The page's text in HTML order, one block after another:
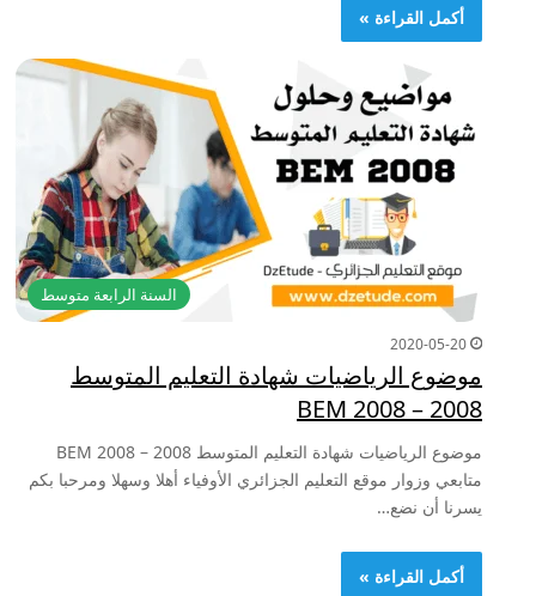
أكمل القراءة »
السنة الرابعة متوسط
2020-05-20
موضوع الرياضيات شهادة التعليم المتوسط
2008 – BEM 2008
موضوع الرياضيات شهادة التعليم المتوسط 2008 – BEM 2008
متابعي وزوار موقع التعليم الجزائري الأوفياء أهلا وسهلا ومرحبا بكم
يسرنا أن نضع…
أكمل القراءة »